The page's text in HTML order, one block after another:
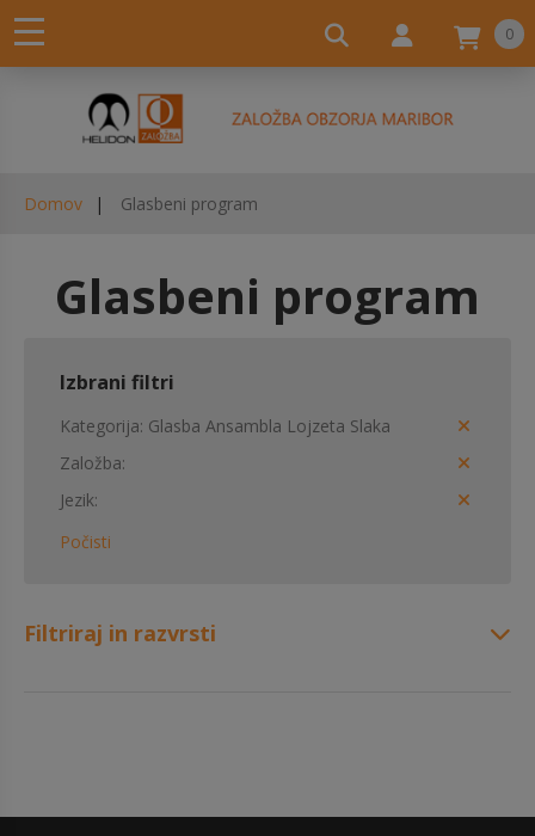
0
Domov Glasbeni program
Glasbeni program
Izbrani filtri
Kategorija Glasba Ansambla Lojzeta Slaka
Založba
Jezik
Počisti
Filtriraj in razvrsti